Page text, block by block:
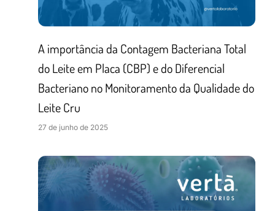
A importância da Contagem Bacteriana Total
do Leite em Placa (CBP) e do Diferencial
Bacteriano no Monitoramento da Qualidade do
Leite Cru
27 de junho de 2025